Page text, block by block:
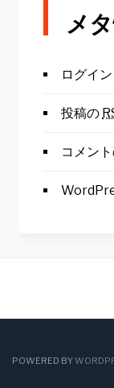
メ
ログイン
投稿の
コメン
POWERED BY